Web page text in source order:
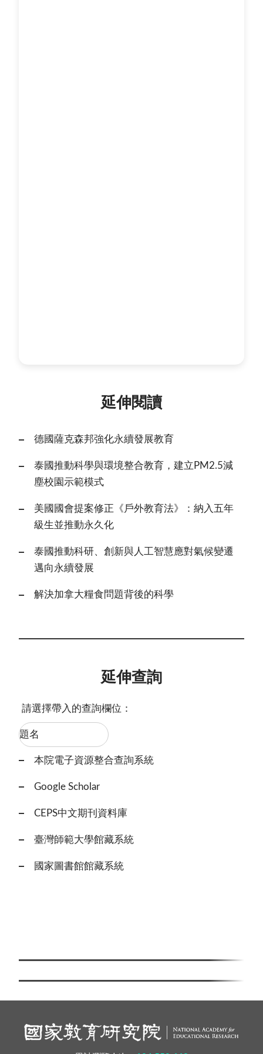
延伸閱讀
德國薩克森邦強化永續發展教育
泰國推動科學與環境整合教育，建立PM2.5減
塵校園示範模式
美國國會提案修正《戶外教育法》：納入五年
級生並推動永久化
泰國推動科研、創新與人工智慧應對氣候變遷
邁向永續發展
解決加拿大糧食問題背後的科學
延伸查詢
請選擇帶入的查詢欄位：
本院電子資源整合查詢系統
Google Scholar
CEPS中文期刊資料庫
臺灣師範大學館藏系統
國家圖書館館藏系統